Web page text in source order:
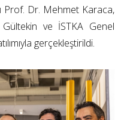
Prof. Dr. Mehmet Karaca,
Gültekin ve İSTKA Genel
gerçekleştirildi.